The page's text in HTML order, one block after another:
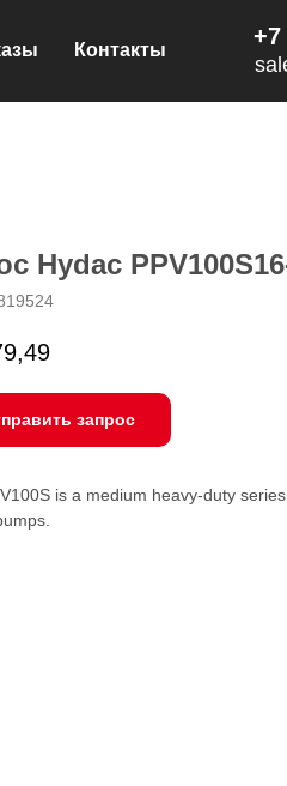
Контакты
+7
Hydac
запрос
is a medium heavy-duty